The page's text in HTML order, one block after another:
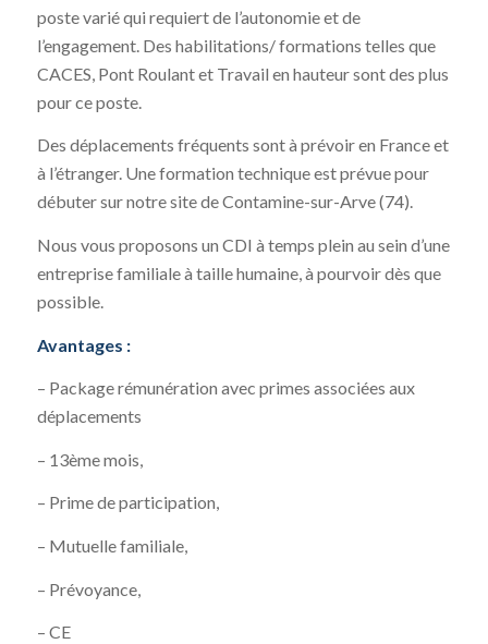
poste varié qui requiert de l’autonomie et de
l’engagement. Des habilitations/ formations telles que
CACES, Pont Roulant et Travail en hauteur sont des plus
pour ce poste.
Des déplacements fréquents sont à prévoir en France et
à l’étranger. Une formation technique est prévue pour
débuter sur notre site de Contamine-sur-Arve (74).
Nous vous proposons un CDI à temps plein au sein d’une
entreprise familiale à taille humaine, à pourvoir dès que
possible.
Avantages :
– Package rémunération avec primes associées aux
déplacements
– 13ème mois,
– Prime de participation,
– Mutuelle familiale,
– Prévoyance,
– CE